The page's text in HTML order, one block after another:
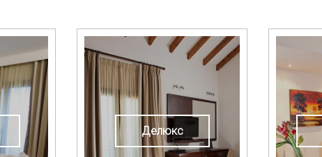
Делюкс